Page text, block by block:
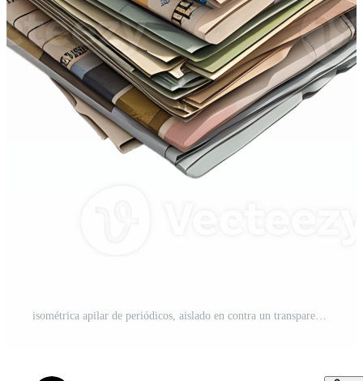
isométrica apilar de periódicos, aislado en contra un transparente antecedentes PNG Pro